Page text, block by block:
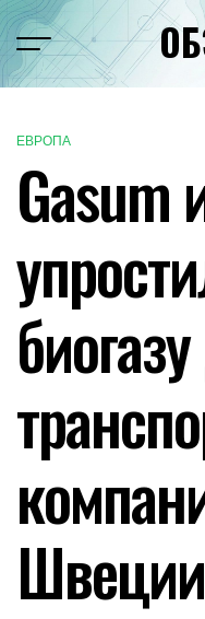
Перейти
к
содержимому
Меню
ОПУБЛИКОВАНО
ЕВРОПА
Gasum
Швеции